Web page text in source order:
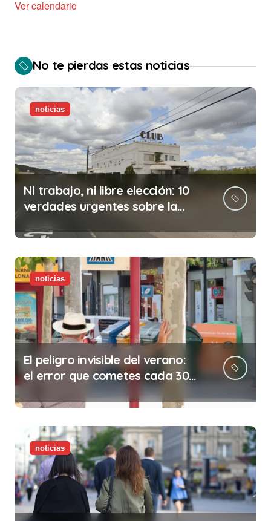
Ver calendario
No te pierdas estas noticias
noticias
Ni trabajo, ni libre elección: 10
verdades urgentes sobre la
noticias
El peligro invisible del verano:
el error que cometes cada 30
minutos en tu trabajo (y la
ilegalidad que te puede costar
la vida)
noticias